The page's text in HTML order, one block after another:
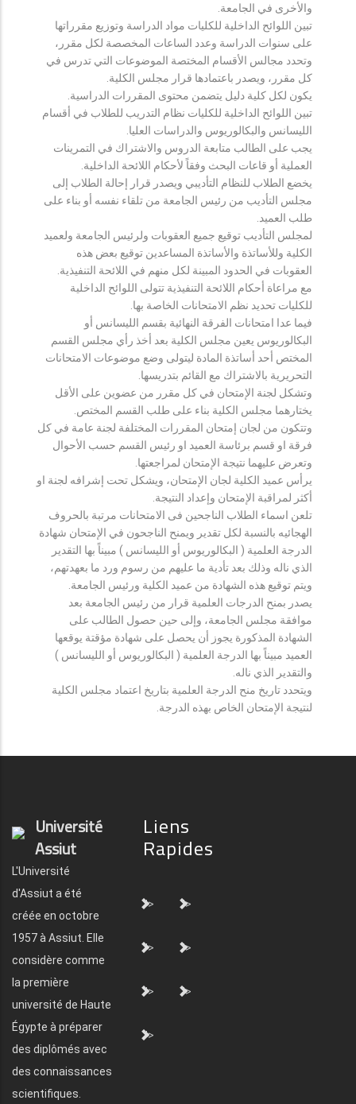
والأخرى في الجامعة.
تبين اللوائح الداخلية للكليات مواد الدراسة وتوزيع مقرراتها
على سنوات الدراسة وعدد الساعات المخصصة لكل مقرر،
وتحدد مجالس الأقسام المختصة الموضوعات التي تدرس في
كل مقرر، ويصدر باعتمادها قرار مجلس الكلية.
يكون لكل كلية دليل يتضمن محتوى المقررات الدراسية.
تبين اللوائح الداخلية للكليات نظام التدريب للطلاب في أقسام
الليسانس والبكالوريوس والدراسات العليا.
يجب على الطالب متابعة الدروس والاشتراك في التمرينات
العملية أو قاعات البحث وفقاً لأحكام اللائحة الداخلية.
يخضع الطلاب للنظام التأديبي ويصدر قرار إحالة الطلاب إلى
مجلس التأديب من رئيس الجامعة من تلقاء نفسه أو بناء على
طلب العميد.
لمجلس التأديب توقيع جميع العقوبات ولرئيس الجامعة ولعميد
الكلية وللأساتذة والأساتذة المساعدين توقيع بعض هذه
العقوبات في الحدود المبينة لكل منهم في اللائحة التنفيذية.
مع مراعاة أحكام اللائحة التنفيذية تتولى اللوائح الداخلية
للكليات تحديد نظم الامتحانات الخاصة بها.
فيما عدا امتحانات الفرقة النهائية بقسم الليسانس أو
البكالوريوس يعين مجلس الكلية بعد أخذ رأي مجلس القسم
المختص أحد أساتذة المادة ليتولى وضع موضوعات الامتحانات
التحريرية بالاشتراك مع القائم بتدريسها.
وتشكل لجنة الإمتحان في كل مقرر من عضوين على الأقل
يختارهما مجلس الكلية بناء على طلب القسم المختص.
وتتكون من لجان إمتحان المقررات المختلفة لجنة عامة في كل
فرقة او قسم برئاسة العميد او رئيس القسم حسب الأحوال
وتعرض عليهما نتيجة الإمتحان لمراجعتها.
يرأس عميد الكلية لجان الإمتحان، ويشكل تحت إشرافه لجنة او
أكثر لمراقبة الإمتحان وإعداد النتيجة.
تلعن اسماء الطلاب الناجحين فى الامتحانات مرتبة بالحروف
الهجائيه بالنسبة لكل تقدير ويمنح الناجحون في الإمتحان شهادة
الدرجة العلمية ( البكالوريوس أو الليسانس ) مبيناً بها التقدير
الذي ناله وذلك بعد تأدية ما عليهم من رسوم ورد ما بعهدتهم،
ويتم توقيع هذه الشهادة من عميد الكلية ورئيس الجامعة.
يصدر بمنح الدرجات العلمية قرار من رئيس الجامعة بعد
موافقة مجلس الجامعة، وإلى حين حصول الطالب على
الشهادة المذكورة يجوز أن يحصل على شهادة مؤقتة يوقعها
العميد مبيناً بها الدرجة العلمية ( البكالوريوس أو الليسانس )
والتقدير الذي ناله.
ويتحدد تاريخ منح الدرجة العلمية بتاريخ اعتماد مجلس الكلية
لنتيجة الإمتحان الخاص بهذه الدرجة.
Université
Assiut
L'Université
d'Assiut a été
créée en octobre
1957 à Assiut. Elle
considère comme
la première
université de Haute
Égypte à préparer
des diplômés avec
des connaissances
scientifiques.
Liens
Rapides
"> ">
"> ">
"> ">
">